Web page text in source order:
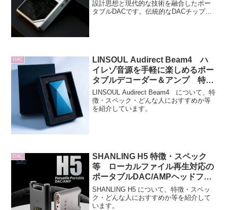
設計思想と現代的な技術を融合したポー
タブルDACです。伝統的なDACチップ
DAC
LINSOUL Audirect Beam4 ハ
イレゾ音源を手軽に楽しめるポー
タブルデコーダー＆アンプ 特
徴・スペック等 3.5mm/4.4mm
アウトプットジャックを搭載
LINSOUL Audirect Beam4 について、特
徴・スペック・どんな人におすすめか等
を紹介しています。
DAC
SHANLING H5 特徴・スペック
等 ローカルファイル再生対応の
ポータブルDAC/AMPヘッドフォ
ンアンプ ストリーミング対応
SHANLING H5 について、特徴・スペッ
ク・どんな人におすすめか等を紹介して
います。